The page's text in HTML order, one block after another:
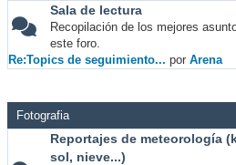
Sala de lectura
Recopilación de los mejores
este foro.
Re:Topics de seguimiento... por Arena
Fotografia
Reportajes de meteorología
sol, nieve...)